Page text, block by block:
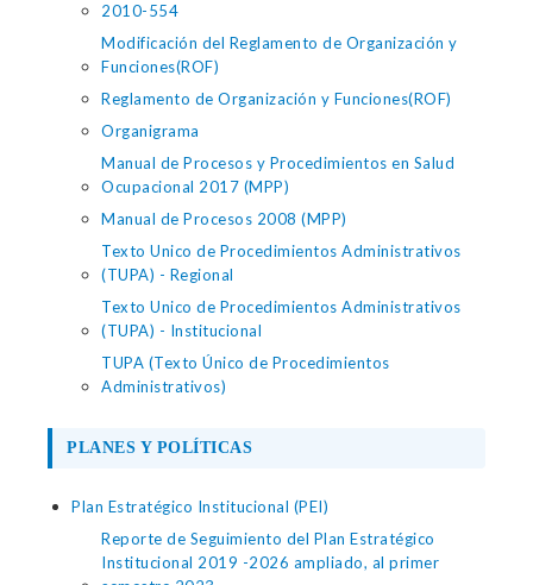
2010-554
Modificación del Reglamento de Organización y
Funciones(ROF)
Reglamento de Organización y Funciones(ROF)
Organigrama
Manual de Procesos y Procedimientos en Salud
Ocupacional 2017 (MPP)
Manual de Procesos 2008 (MPP)
Texto Unico de Procedimientos Administrativos
(TUPA) - Regional
Texto Unico de Procedimientos Administrativos
(TUPA) - Institucional
TUPA (Texto Único de Procedimientos
Administrativos)
PLANES Y POLÍTICAS
Plan Estratégico Institucional (PEI)
Reporte de Seguimiento del Plan Estratégico
Institucional 2019 -2026 ampliado, al primer